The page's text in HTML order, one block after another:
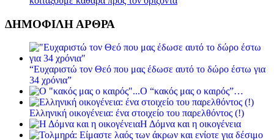
ΔΗΜΟΦΙΛΗ ΑΡΘΡΑ
“Ευχαριστώ τον Θεό που μας έδωσε αυτό το δώρο έστω για
34 χρόνια”
Ο “κακός μας ο καιρός”…
Ελληνική οικογένεια: ένα στοιχείο του παρελθόντος (!)
Η Δόμνα και η οικογένεια